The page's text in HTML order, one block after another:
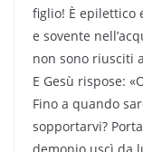
figlio! È epilettico
e sovente
non sono riusciti
E Gesù rispose:
Fino a quando
sopportarvi?
demonio uscì da